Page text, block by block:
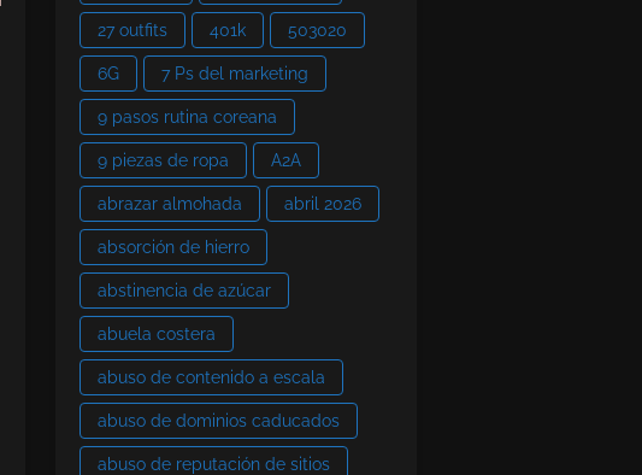
27 outfits 401k 503020
6G 7 Ps del marketing
9 pasos rutina coreana
9 piezas de ropa A2A
abrazar almohada abril 2026
absorción de hierro
abstinencia de azúcar
abuela costera
abuso de contenido a escala
abuso de dominios caducados
abuso de reputación de sitios